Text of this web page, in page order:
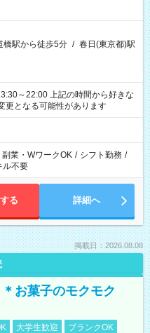
橋駅から徒歩5分 / 春日(東京都)駅
の時間から好きな
更となる可能性があります
副業・WワークOK / シフト勤務 /
ル不要
る 詳細へ
掲載日：2026.08.08
お菓子のモクモク
大学生歓迎
ブランクOK